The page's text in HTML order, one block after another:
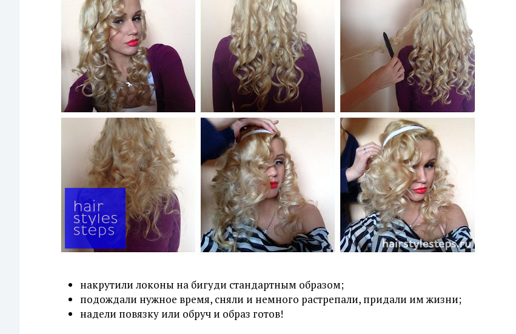
накрутили локоны на бигуди стандартным образом;
подождали нужное время, сняли и немного растрепали, придали им жизни;
надели повязку или обруч и образ готов!